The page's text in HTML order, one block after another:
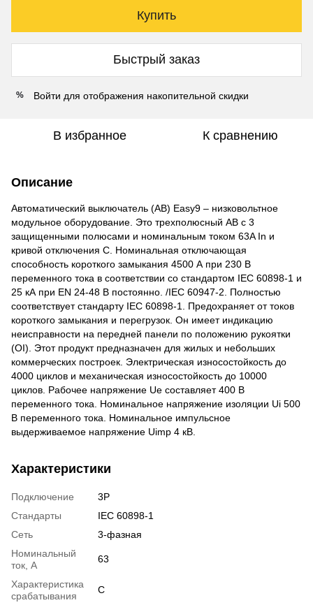
Купить
Быстрый заказ
% Войти для отображения накопительной скидки
В избранное К сравнению
Описание
Автоматический выключатель (АВ) Easy9 – низковольтное
модульное оборудование. Это трехполюсный АВ с 3
защищенными полюсами и номинальным током 63A In и
кривой отключения C. Номинальная отключающая
способность короткого замыкания 4500 А при 230 В
переменного тока в соответствии со стандартом IEC 60898-1 и
25 кА при EN 24-48 В постоянно. /IEC 60947-2. Полностью
соответствует стандарту IEC 60898-1. Предохраняет от токов
короткого замыкания и перегрузок. Он имеет индикацию
неисправности на передней панели по положению рукоятки
(OI). Этот продукт предназначен для жилых и небольших
коммерческих построек. Электрическая износостойкость до
4000 циклов и механическая износостойкость до 10000
циклов. Рабочее напряжение Ue составляет 400 В
переменного тока. Номинальное напряжение изоляции Ui 500
В переменного тока. Номинальное импульсное
выдерживаемое напряжение Uimp 4 кВ.
Характеристики
Подключение
3P
Стандарты
IEC 60898-1
Сеть
3-фазная
Номинальный
ток, А
63
Характеристика
срабатывания
C